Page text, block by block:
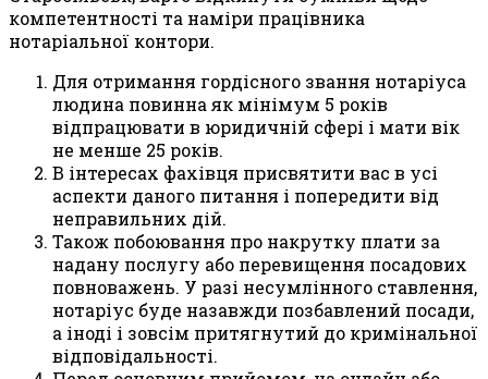
компетентності та наміри працівника
нотаріальної контори.
Для отримання гордісного звання нотаріуса
людина повинна як мінімум 5 років
відпрацювати в юридичній сфері і мати вік
не менше 25 років.
В інтересах фахівця присвятити вас в усі
аспекти даного питання і попередити від
неправильних дій.
Також побоювання про накрутку плати за
надану послугу або перевищення посадових
повноважень. У разі несумлінного ставлення,
нотаріус буде назавжди позбавлений посади,
а іноді і зовсім притягнутий до кримінальної
відповідальності.